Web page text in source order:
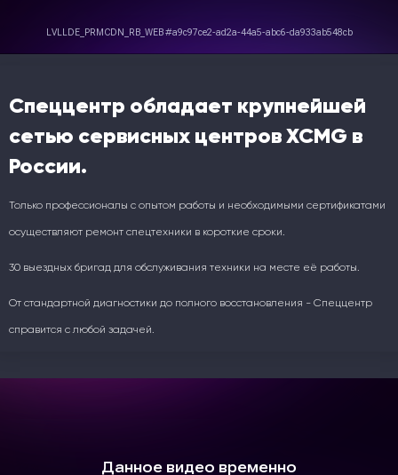
Спеццентр обладает крупнейшей
сетью сервисных центров XCMG в
России.
Только профессионалы с опытом работы и необходимыми сертификатами
осуществляют ремонт спецтехники в короткие сроки.
30 выездных бригад для обслуживания техники на месте её работы.
От стандартной диагностики до полного восстановления - Спеццентр
справится с любой задачей.